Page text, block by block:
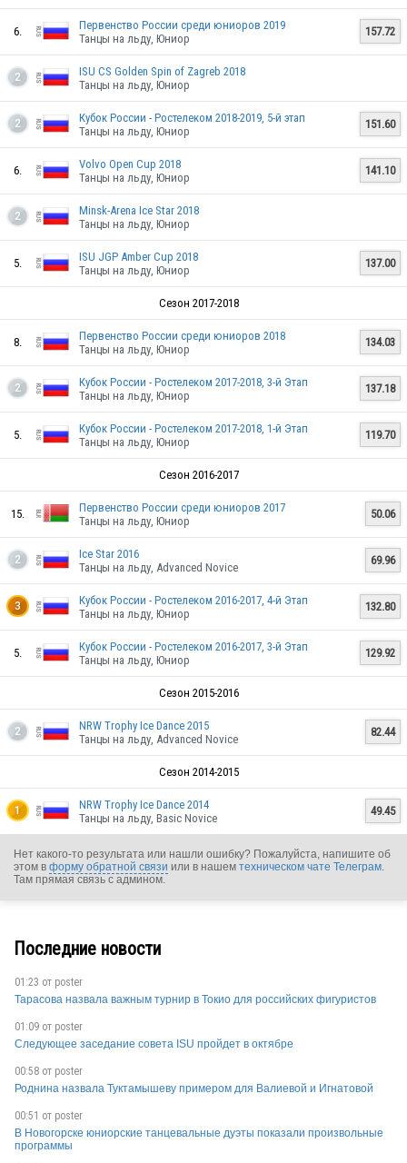
BLR
BLR
BLR
BLR
BLR
BLR
6.
RUS
Первенство России среди юниоров 2019
Танцы на льду, Юниор
157.72
2
RUS
ISU CS Golden Spin of Zagreb 2018
Танцы на льду, Юниор
2
RUS
Кубок России - Ростелеком 2018-2019, 5-й этап
Танцы на льду, Юниор
151.60
6.
Volvo Open Cup 2018
Танцы на льду, Юниор
141.10
2
Minsk-Arena Ice Star 2018
Танцы на льду, Юниор
5.
ISU JGP Amber Cup 2018
Танцы на льду, Юниор
137.00
Сезон 2017-2018
8.
Первенство России среди юниоров 2018
Танцы на льду, Юниор
134.03
2
Кубок России - Ростелеком 2017-2018, 3-й Этап
Танцы на льду, Юниор
137.18
5.
Кубок России - Ростелеком 2017-2018, 1-й Этап
Танцы на льду, Юниор
119.70
Сезон 2016-2017
15.
Первенство России среди юниоров 2017
Танцы на льду, Юниор
50.06
2
Ice Star 2016
Танцы на льду, Advanced Novice
69.96
3
Кубок России - Ростелеком 2016-2017, 4-й Этап
Танцы на льду, Юниор
132.80
5.
Кубок России - Ростелеком 2016-2017, 3-й Этап
Танцы на льду, Юниор
129.92
Сезон 2015-2016
2
NRW Trophy Ice Dance 2015
Танцы на льду, Advanced Novice
82.44
Сезон 2014-2015
1
NRW Trophy Ice Dance 2014
Танцы на льду, Basic Novice
49.45
Нет какого-то результата или нашли ошибку? Пожалуйста, напишите об
этом в форму обратной связи или в нашем техническом чате Телеграм
Там прямая связь с админом.
Последние новости
01:23 от poster
Тарасова назвала важным турнир в Токио для российских фигуристов
01:09 от poster
Следующее заседание совета ISU пройдет в октябре
00:58 от poster
Роднина назвала Туктамышеву примером для Валиевой и Игнатовой
00:51 от poster
В Новогорске юниорские танцевальные дуэты показали произвольные
программы